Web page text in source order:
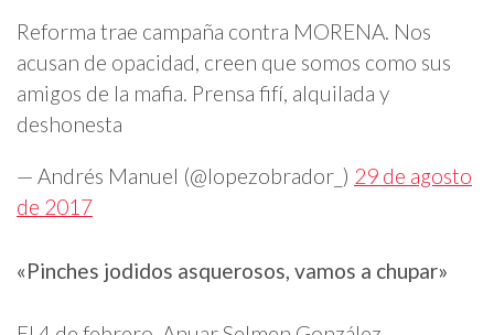
Reforma trae campaña contra MORENA. Nos
acusan de opacidad, creen que somos como sus
amigos de la mafia. Prensa fifí, alquilada y
deshonesta
— Andrés Manuel (@lopezobrador_) 29 de agosto
de 2017
«Pinches jodidos asquerosos, vamos a chupar»